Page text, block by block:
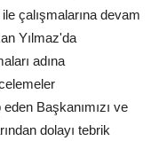
çalışmalarına devam
Yılmaz'da
adına
Başkanımızı ve
dolayı tebrik